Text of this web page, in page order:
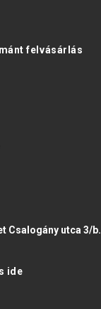
felvásárlás
Csalogány utca 3/b.
ide